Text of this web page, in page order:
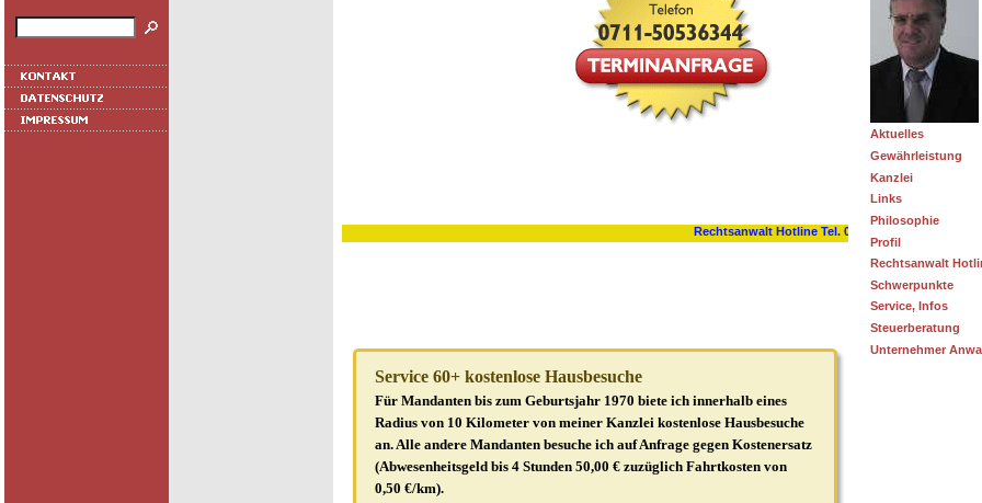
Service 60+ kostenlose Hausbesuche
Für Mandanten bis zum Geburtsjahr 1970 biete ich innerhalb eines
Radius von 10 Kilometer von meiner Kanzlei kostenlose Hausbesuche
an. Alle andere Mandanten besuche ich auf Anfrage gegen Kostenersatz
(Abwesenheitsgeld bis 4 Stunden 50,00 € zuzüglich Fahrtkosten von
0,50 €/km).
Aktuelles
Gewährleistung
Kanzlei
Links
Philosophie
Profil
Rechtsanwalt
Schwerpunkte
Service, Infos
Steuerberatung
Unternehmer